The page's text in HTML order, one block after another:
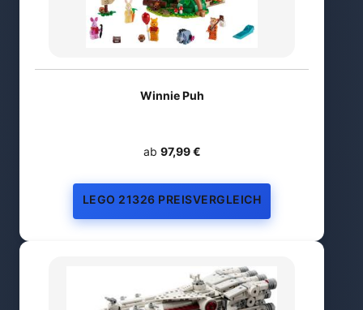
Winnie Puh
ab 97,99 €
LEGO 21326 PREISVERGLEICH